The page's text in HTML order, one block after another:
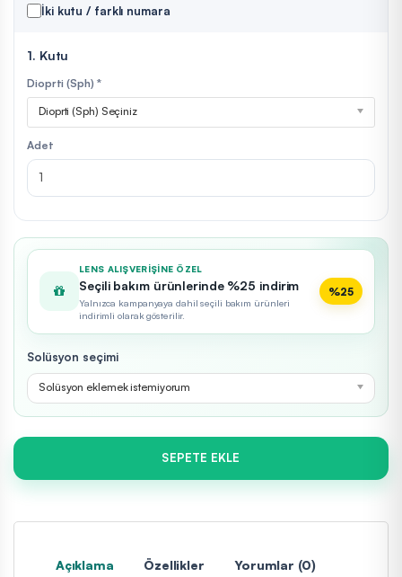
İki kutu / farklı numara
1. Kutu
Dioprti (Sph) *
Dioprti (Sph) Seçiniz
Adet
LENS ALIŞVERIŞINE ÖZEL
Seçili bakım ürünlerinde %25 indirim
Yalnızca kampanyaya dahil seçili bakım ürünleri
indirimli olarak gösterilir.
%25
Solüsyon seçimi
Solüsyon eklemek istemiyorum
SEPETE EKLE
Açıklama Özellikler Yorumlar (0)